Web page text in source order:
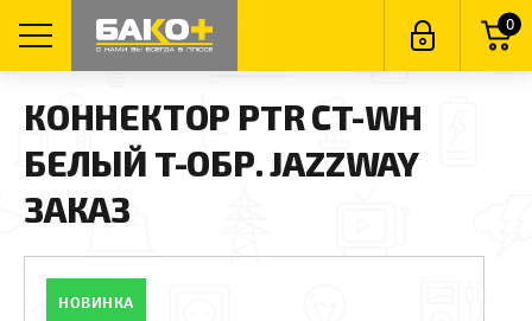
0
КОННЕКТОР PTR СT-WH
БЕЛЫЙ T-ОБР. JAZZWAY
ЗАКАЗ
НОВИНКА